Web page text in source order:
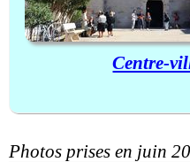
Centre-
Photos prises en juin